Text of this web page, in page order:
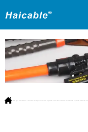
 Estás aquí: Producto Para aerolíneas de herramientas de crimpado de enchufes de